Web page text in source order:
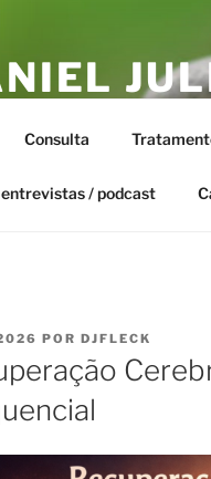
–
Consulta
/ podcast
POR DJFLECK